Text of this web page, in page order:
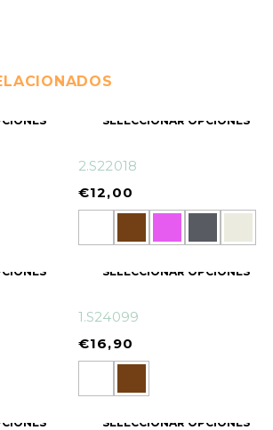
SELECCIONAR OPCIONES
2.S22018
€12,00
SELECCIONAR OPCIONES
1.S24099
€16,90
SELECCIONAR OPCIONES